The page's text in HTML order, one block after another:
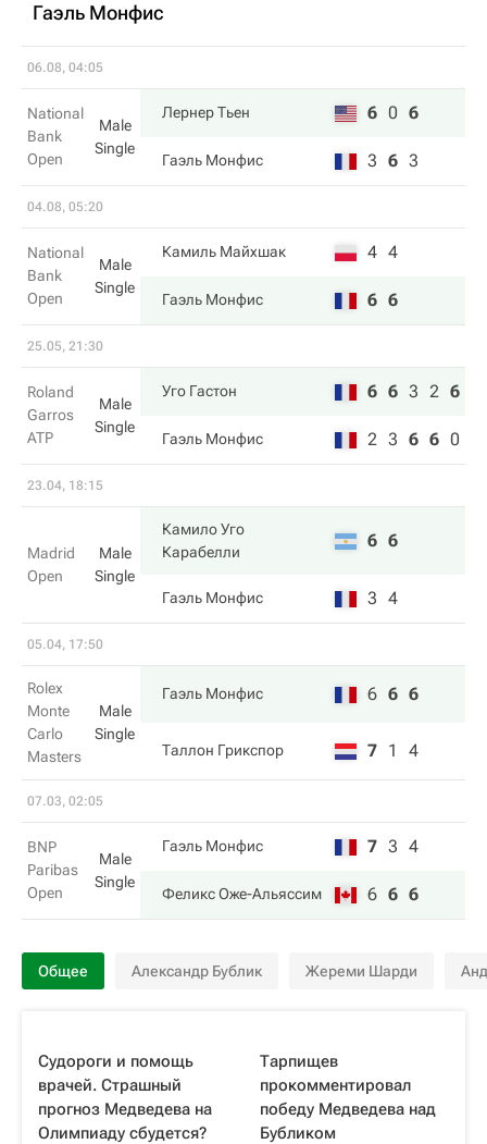
Гаэль Монфис
06.08, 04:05
National
Bank
Open
Male
Single
Лернер Тьен 6 0 6
Гаэль Монфис 3 6 3
04.08, 05:20
National
Bank
Open
Male
Single
Камиль Майхшак 4 4
Гаэль Монфис 6 6
25.05, 21:30
Roland
Garros
ATP
Male
Single
Уго Гастон 6 6 3 2 6
Гаэль Монфис 2 3 6 6 0
23.04, 18:15
Madrid
Open
Male
Single
Камило Уго
Карабелли
6 6
Гаэль Монфис 3 4
05.04, 17:50
Rolex
Monte
Carlo
Masters
Male
Single
Гаэль Монфис 6 6 6
Таллон Грикспор 7 1 4
07.03, 02:05
BNP
Paribas
Open
Male
Single
Гаэль Монфис 7 3 4
Феликс Оже-Альяссим 6 6 6
Общее Александр Бублик Жереми Шарди
Судороги и помощь
врачей. Страшный
прогноз Медведева на
Олимпиаду сбудется?
Тарпищев
прокомментировал
победу Медведева над
Бубликом